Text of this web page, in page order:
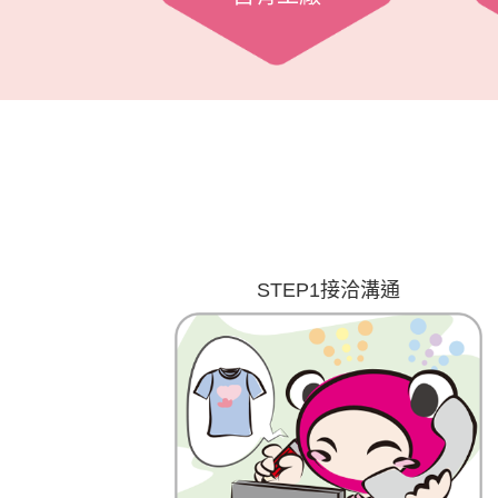
STEP1接洽溝通